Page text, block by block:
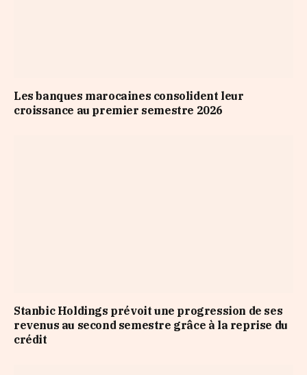
Les banques marocaines consolident leur
croissance au premier semestre 2026
Stanbic Holdings prévoit une progression de ses
revenus au second semestre grâce à la reprise du
crédit